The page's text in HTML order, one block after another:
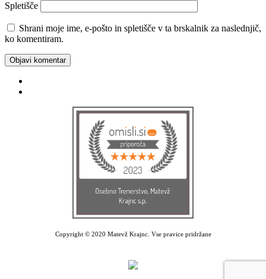
Spletišče
Shrani moje ime, e-pošto in spletišče v ta brskalnik za naslednjič,
ko komentiram.
Copyright © 2020 Matevž Krajnc. Vse pravice pridržane